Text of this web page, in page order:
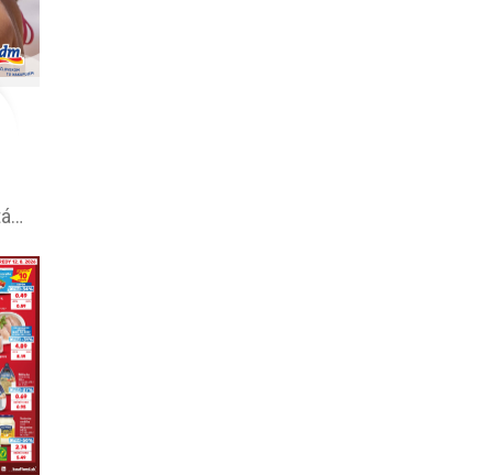
dm drogerie leták na tento týždeň